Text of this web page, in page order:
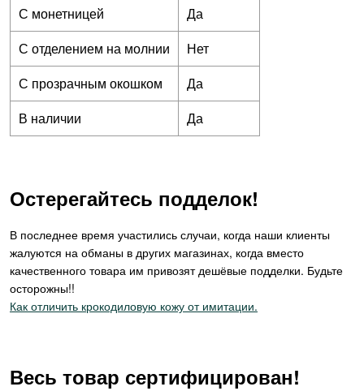
С монетницей
Да
С отделением на молнии
Нет
С прозрачным окошком
Да
В наличии
Да
Остерегайтесь подделок!
В последнее время участились случаи, когда наши клиенты
жалуются на обманы в других магазинах, когда вместо
качественного товара им привозят дешёвые подделки. Будьте
осторожны!!
Как отличить крокодиловую кожу от имитации.
Весь товар сертифицирован!